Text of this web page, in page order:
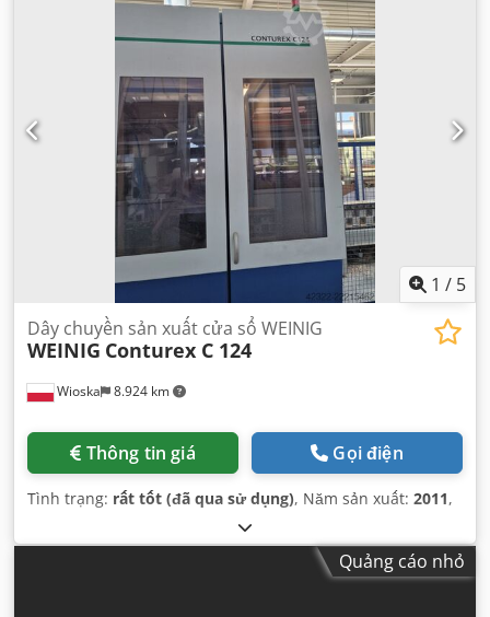
1 / 5
Wioska 8.924 km
Dây chuyền sản xuất cửa sổ WEINIG
WEINIG Conturex C 124
Thông tin giá Gọi điện
Tình trạng: rất tốt (đã qua sử dụng), Năm sản xuất: 2011,
Quảng cáo nhỏ